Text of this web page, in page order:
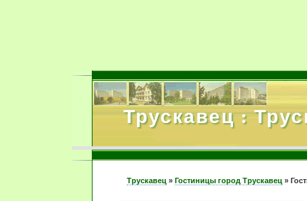
Трускавец :
Трускавец » Гостиницы город Трускавец »